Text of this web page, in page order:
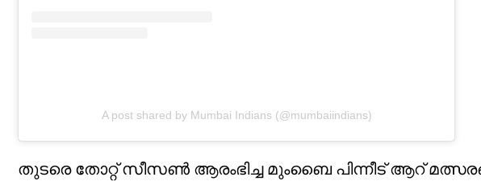
A post shared by Mumbai Indians (@mumbaiindians)
തുടരെ തോറ്റ് സീസൺ ആരംഭിച്ച മുംബൈ പിന്നീട് ആറ്